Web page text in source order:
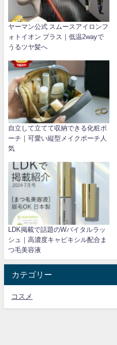
ヤーマン公式 スムースアイロンフ
ォトイオン プラス｜低温2wayで
うるツヤ髪へ
自立して立てて収納できる化粧ポ
ーチ｜可愛い縦型メイクポーチ人
気
LDK掲載で話題のWバイタルラッ
シュ｜高濃度キャピキシル配合ま
つ毛美容液
カテゴリー
コスメ